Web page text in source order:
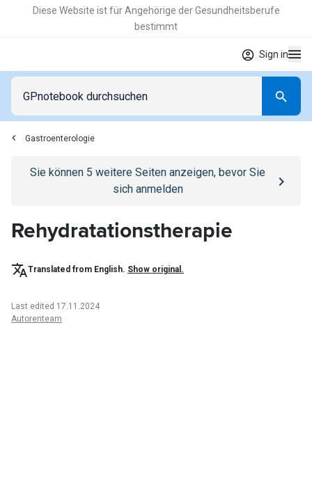
Diese Website ist für Angehörige der Gesundheitsberufe
bestimmt
Sign in
Gastroenterologie
Go to/anmeldenpage
Sie können 5 weitere Seiten anzeigen, bevor Sie
sich anmelden
Rehydratationstherapie
Translated from English. Show original.
Last edited 17.11.2024
Autorenteam